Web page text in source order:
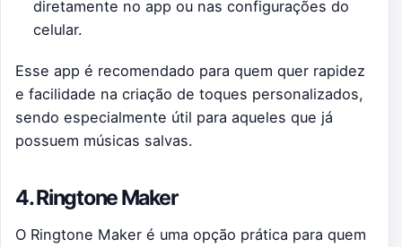
diretamente no app ou nas configurações do
celular.
Esse app é recomendado para quem quer rapidez
e facilidade na criação de toques personalizados,
sendo especialmente útil para aqueles que já
possuem músicas salvas.
4. Ringtone Maker
O Ringtone Maker é uma opção prática para quem